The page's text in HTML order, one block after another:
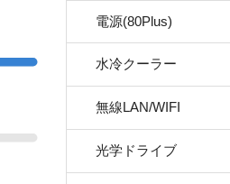
電源(80Plus)
水冷クーラー
無線LAN/WIFI
光学ドライブ